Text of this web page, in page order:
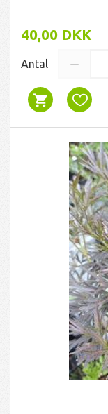
40,00 DKK
Antal